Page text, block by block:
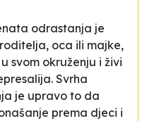
odrastanja je
oca ili majke,
svom okruženju i živi
Svrha
je upravo to da
prema djeci i